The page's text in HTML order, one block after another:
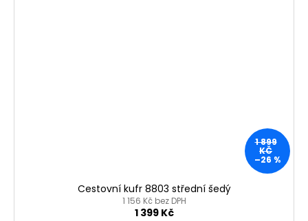
1 899
KČ
–26 %
Cestovní kufr 8803 střední šedý
1 156 Kč bez DPH
1 399 Kč